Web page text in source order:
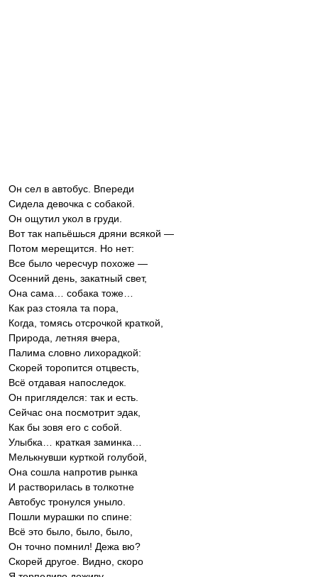
Он сел в автобус. Впереди
Сидела девочка с собакой.
Он ощутил укол в груди.
Вот так напьёшься дряни всякой —
Потом мерещится. Но нет:
Все было чересчур похоже —
Осенний день, закатный свет,
Она сама… собака тоже…
Как раз стояла та пора,
Когда, томясь отсрочкой краткой,
Природа, летняя вчера,
Палима словно лихорадкой:
Скорей торопится отцвесть,
Всё отдавая напоследок.
Он пригляделся: так и есть.
Сейчас она посмотрит эдак,
Как бы зовя его с собой.
Улыбка… краткая заминка…
Мелькнувши курткой голубой,
Она сошла напротив рынка
И растворилась в толкотне
Автобус тронулся уныло.
Пошли мурашки по спине:
Всё это было, было, было,
Он точно помнил! Дежа вю?
Скорей другое. Видно, скоро